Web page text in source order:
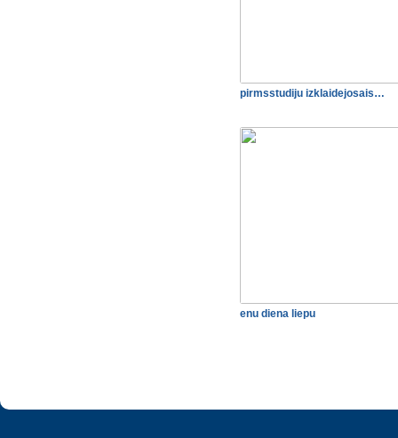
pirmsstudiju izklaidejosais…
enu diena liepu